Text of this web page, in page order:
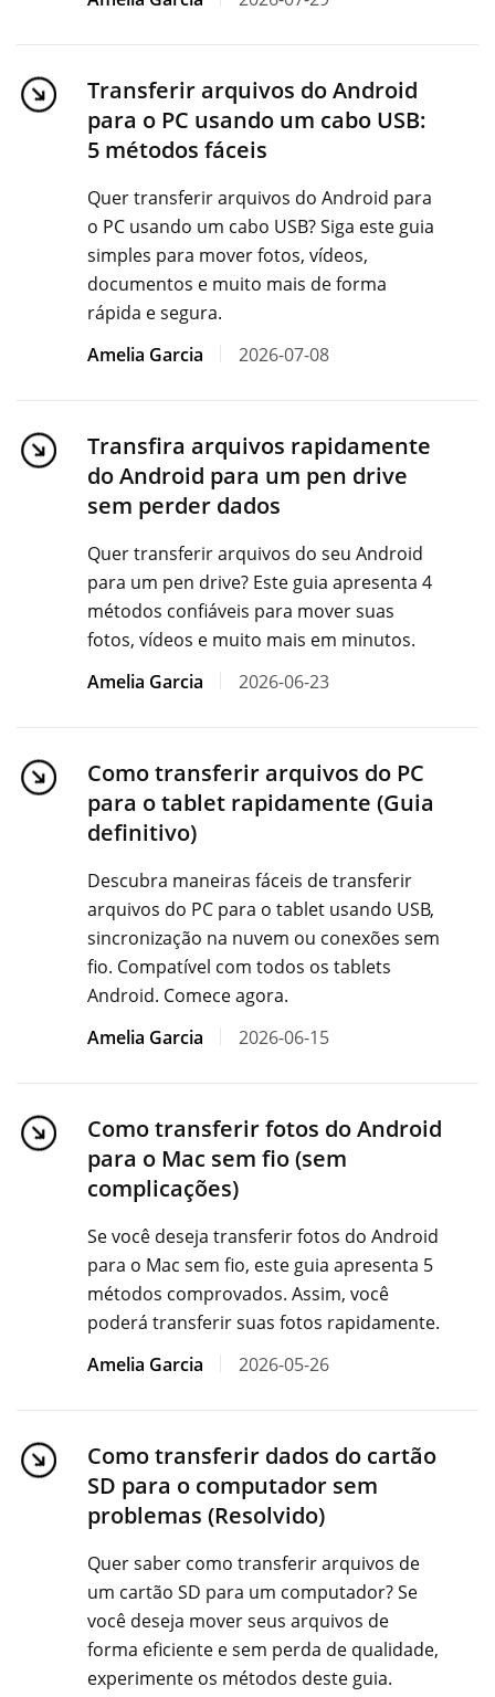
Transferir arquivos do Android
para o PC usando um cabo USB:
5 métodos fáceis
Quer transferir arquivos do Android para
o PC usando um cabo USB? Siga este guia
simples para mover fotos, vídeos,
documentos e muito mais de forma
rápida e segura.
Amelia Garcia
2026-07-08
Transfira arquivos rapidamente
do Android para um pen drive
sem perder dados
Quer transferir arquivos do seu Android
para um pen drive? Este guia apresenta 4
métodos confiáveis ​​para mover suas
fotos, vídeos e muito mais em minutos.
Amelia Garcia
2026-06-23
Como transferir arquivos do PC
para o tablet rapidamente (Guia
definitivo)
Descubra maneiras fáceis de transferir
arquivos do PC para o tablet usando USB,
sincronização na nuvem ou conexões sem
fio. Compatível com todos os tablets
Android. Comece agora.
Amelia Garcia
2026-06-15
Como transferir fotos do Android
para o Mac sem fio (sem
complicações)
Se você deseja transferir fotos do Android
para o Mac sem fio, este guia apresenta 5
métodos comprovados. Assim, você
poderá transferir suas fotos rapidamente.
Amelia Garcia
2026-05-26
Como transferir dados do cartão
SD para o computador sem
problemas (Resolvido)
Quer saber como transferir arquivos de
um cartão SD para um computador? Se
você deseja mover seus arquivos de
forma eficiente e sem perda de qualidade,
experimente os métodos deste guia.